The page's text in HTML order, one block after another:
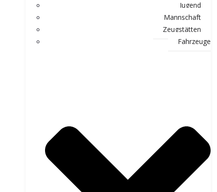
Jugend
Mannschaft
Zeugstätten
Fahrzeuge